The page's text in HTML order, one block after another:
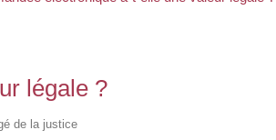
légale ?
de la justice